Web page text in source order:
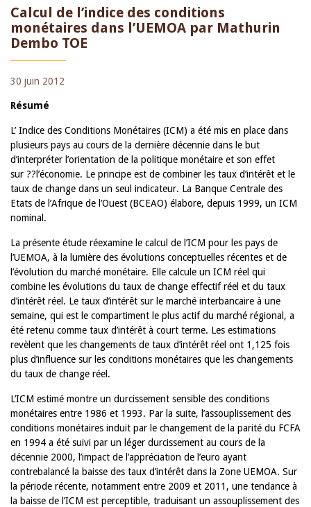
Calcul de l’indice des conditions
monétaires dans l’UEMOA par Mathurin
Dembo TOE
30 juin 2012
Résumé
L’ Indice des Conditions Monétaires (ICM) a été mis en place dans
plusieurs pays au cours de la dernière décennie dans le but
d’interpréter l’orientation de la politique monétaire et son effet
sur ??l’économie. Le principe est de combiner les taux d’intérêt et le
taux de change dans un seul indicateur. La Banque Centrale des
Etats de l’Afrique de l’Ouest (BCEAO) élabore, depuis 1999, un ICM
nominal.
La présente étude réexamine le calcul de l’ICM pour les pays de
l’UEMOA, à la lumière des évolutions conceptuelles récentes et de
l’évolution du marché monétaire. Elle calcule un ICM réel qui
combine les évolutions du taux de change effectif réel et du taux
d’intérêt réel. Le taux d’intérêt sur le marché interbancaire à une
semaine, qui est le compartiment le plus actif du marché régional, a
été retenu comme taux d’intérêt à court terme. Les estimations
revèlent que les changements de taux d’intérêt réel ont 1,125 fois
plus d’influence sur les conditions monétaires que les changements
du taux de change réel.
L’ICM estimé montre un durcissement sensible des conditions
monétaires entre 1986 et 1993. Par la suite, l’assouplissement des
conditions monétaires induit par le changement de la parité du FCFA
en 1994 a été suivi par un léger durcissement au cours de la
décennie 2000, l’impact de l’appréciation de l’euro ayant
contrebalancé la baisse des taux d’intérêt dans la Zone UEMOA. Sur
la période récente, notamment entre 2009 et 2011, une tendance à
la baisse de l’ICM est perceptible, traduisant un assouplissement des